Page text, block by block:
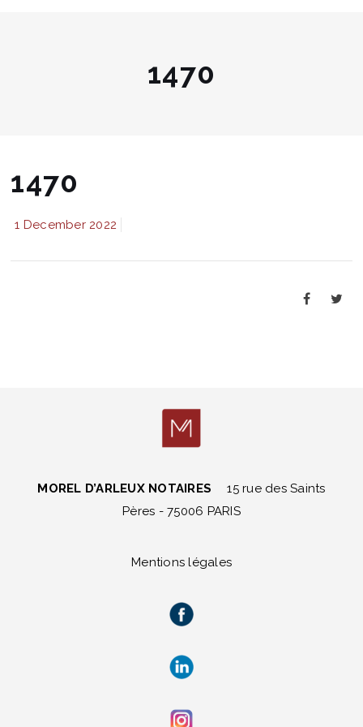
1470
1470
1 December 2022
MOREL D’ARLEUX NOTAIRES
15 rue des Saints
Pères - 75006 PARIS
Mentions légales